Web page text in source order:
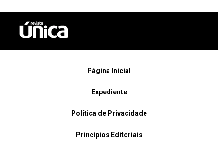
Página Inicial
Expediente
Política de Privacidade
Princípios Editoriais